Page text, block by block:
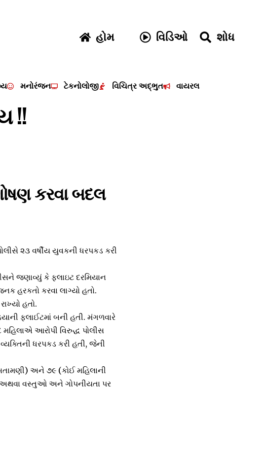
હોમ વિડિઓ શોધ
મનોરંજન ટેકનોલોજી વિચિત્ર અદ્ભુત વાયરલ
!!
કરવા બદલ
૨૩ વર્ષીય યુવકની ધરપકડ કરી
જણાવ્યું કે ફ્લાઇટ દરમિયાન
હરકતો કરવા લાગ્યો હતો.
હતો.
ફ્લાઈટમાં બની હતી. મંગળવારે
મહિલાએ આરોપી વિરુદ્ધ પોલીસ
ધરપકડ કરી હતી, જેની
અને ૭૯ (કોઈ મહિલાની
અથવા વસ્તુઓ અને ગોપનીયતા પર